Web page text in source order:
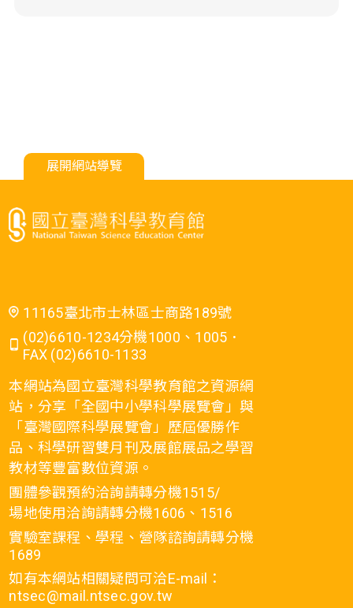
展開網站導覽
11165臺北市士林區士商路189號
(02)6610-1234分機1000、1005．
FAX (02)6610-1133
本網站為國立臺灣科學教育館之資源網
站，分享「全國中小學科學展覽會」與
「臺灣國際科學展覽會」歷屆優勝作
品、科學研習雙月刊及展館展品之學習
教材等豐富數位資源。
團體參觀預約洽詢請轉分機1515/
場地使用洽詢請轉分機1606、1516
實驗室課程、學程、營隊諮詢請轉分機
1689
如有本網站相關疑問可洽E-mail：
ntsec@mail.ntsec.gov.tw